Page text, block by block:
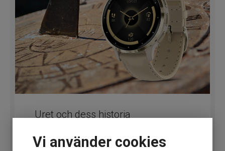
Vi använder cookies
Uret och dess historia
smartklockor